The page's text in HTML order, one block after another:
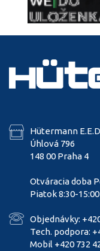
Hütermann
Úhlová 796
148 00 Praha 4
Otváracia doba
Piatok 8:30-15:00
Objednávky:
Tech. podpora:
Mobil +420 732